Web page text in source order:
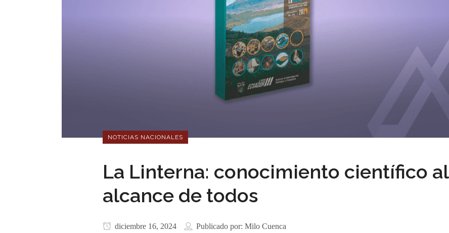
NOTICIAS NACIONALES
La Linterna: conocimiento científico al
alcance de todos
diciembre 16, 2024 Publicado por: Milo Cuenca